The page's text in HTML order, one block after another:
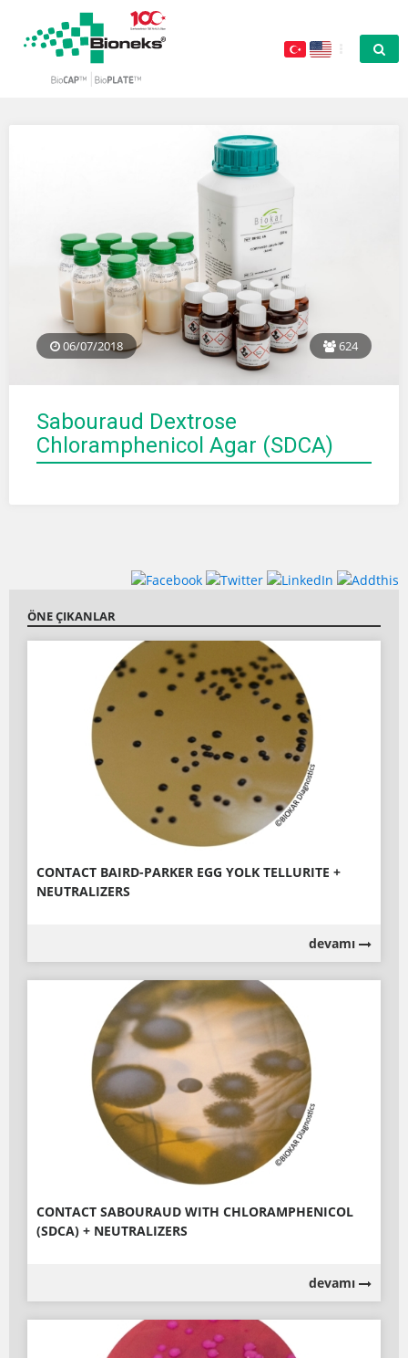
06/07/2018 624
Sabouraud Dextrose
Chloramphenicol Agar (SDCA)
ÖNE ÇIKANLAR
CONTACT BAIRD-PARKER EGG YOLK TELLURITE +
NEUTRALIZERS
devamı
CONTACT SABOURAUD WITH CHLORAMPHENICOL
(SDCA) + NEUTRALIZERS
devamı